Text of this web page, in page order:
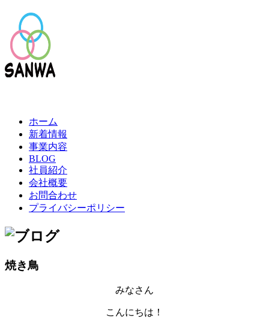
ホーム
新着情報
事業内容
BLOG
社員紹介
会社概要
お問合わせ
プライバシーポリシー
焼き鳥
みなさん
こんにちは！